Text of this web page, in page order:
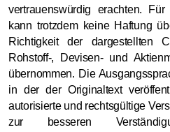
vertrauenswürdig erachten.
kann trotzdem keine Haftung
Richtigkeit der dargestellten
Rohstoff-, Devisen- und
übernommen. Die
in der der Originaltext
autorisierte und rechtsgültige
zur besseren